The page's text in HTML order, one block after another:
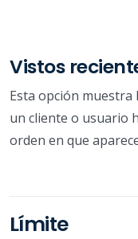
Vistos
Esta opción
un cliente o usuario
orden en que
Límite